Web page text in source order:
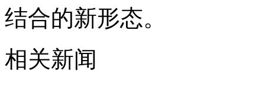
结合的新形态。
相关新闻